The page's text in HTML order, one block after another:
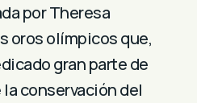
por Theresa
oros olímpicos que,
gran parte de
conservación del